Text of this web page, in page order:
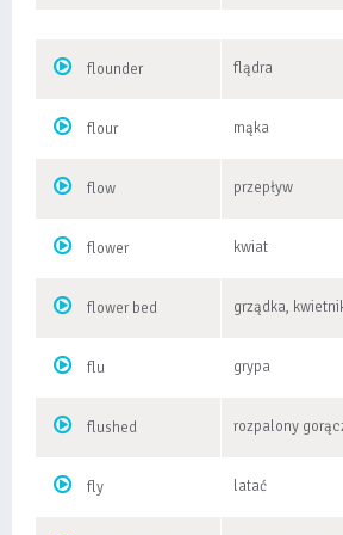
flounder flądra
flour mąka
flow przepływ
flower kwiat
flower bed grządka,
flu grypa
flushed rozpalony
fly latać